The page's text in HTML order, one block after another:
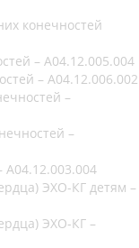
конечностей
– A04.12.005.004
– A04.12.006.002
–
–
ЭХО-КГ детям –
ЭХО-КГ –